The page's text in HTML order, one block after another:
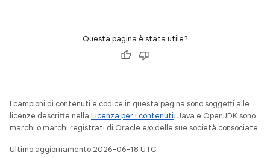
Questa pagina è stata utile?
I campioni di contenuti e codice in questa pagina sono soggetti alle
licenze descritte nella Licenza per i contenuti. Java e OpenJDK sono
marchi o marchi registrati di Oracle e/o delle sue società consociate.
Ultimo aggiornamento 2026-06-18 UTC.